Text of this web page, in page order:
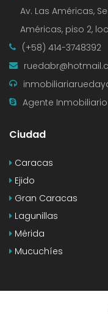
Av. Las Américas,
Américas, piso 2,
(+58) 414-3748392
Agente Inmobiliario
Ciudad
Caracas
Ejido
Gran Caracas
Lagunillas
Mérida
Mucuchíes